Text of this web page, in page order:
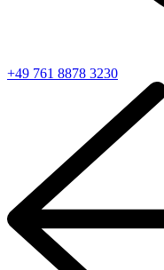
+49 761 8878 3230